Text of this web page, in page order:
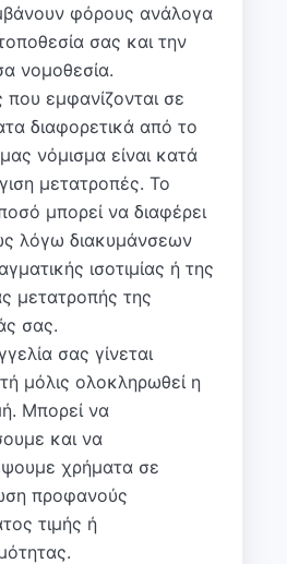
φόρους ανάλογα
σας και την
νομοθεσία.
που εμφανίζονται σε
διαφορετικά από το
νόμισμα είναι κατά
μετατροπές. Το
μπορεί να διαφέρει
λόγω διακυμάνσεων
ισοτιμίας ή της
μετατροπής της
σας.
σας γίνεται
μόλις ολοκληρωθεί η
Μπορεί να
και να
χρήματα σε
προφανούς
τιμής ή